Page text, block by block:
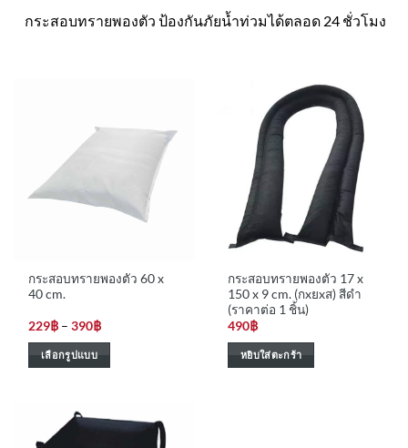
กระสอบทรายพองตัว ป้องกันภัยน้ำท่วมได้ตลอด 24 ชั่วโมง
กระสอบทรายพองตัว 60 x
40 cm.
229฿ – 390฿Price
390฿
เลือกรูปแบบ
multiple
กระสอบทรายพองตัว 17 x
150 x 9 cm. (กxยxส) สีดำ
(ราคาต่อ 1 ชิ้น)
490฿
หยิบใส่ตะกร้า